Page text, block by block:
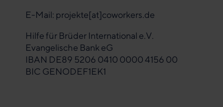
E-Mail: projekte[at]coworkers.de
Hilfe für Brüder International e.V.
Evangelische Bank eG
IBAN DE89 5206 0410 0000 4156 00
BIC GENODEF1EK1